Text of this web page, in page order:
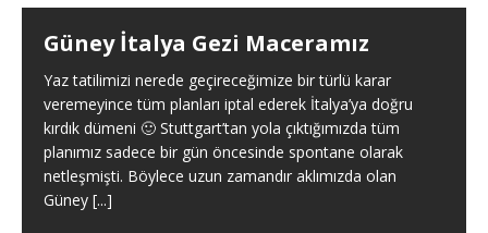
Güney İtalya Gezi Maceramız
Yaz tatilimizi nerede geçireceğimize bir türlü karar
veremeyince tüm planları iptal ederek İtalya’ya doğru
kırdık dümeni 🙂 Stuttgart’tan yola çıktığımızda tüm
planımız sadece bir gün öncesinde spontane olarak
netleşmişti. Böylece uzun zamandır aklımızda olan
Güney [...]